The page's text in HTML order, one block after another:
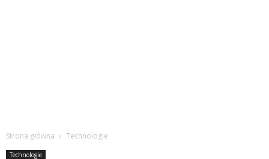
Strona główna Technologie
Technologie